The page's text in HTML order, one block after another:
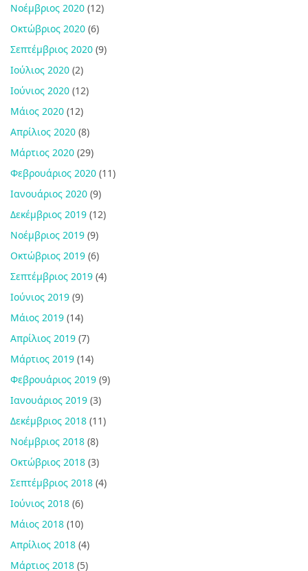
Νοέμβριος 2020 (12)
Οκτώβριος 2020 (6)
Σεπτέμβριος 2020 (9)
Ιούλιος 2020 (2)
Ιούνιος 2020 (12)
Μάιος 2020 (12)
Απρίλιος 2020 (8)
Μάρτιος 2020 (29)
Φεβρουάριος 2020 (11)
Ιανουάριος 2020 (9)
Δεκέμβριος 2019 (12)
Νοέμβριος 2019 (9)
Οκτώβριος 2019 (6)
Σεπτέμβριος 2019 (4)
Ιούνιος 2019 (9)
Μάιος 2019 (14)
Απρίλιος 2019 (7)
Μάρτιος 2019 (14)
Φεβρουάριος 2019 (9)
Ιανουάριος 2019 (3)
Δεκέμβριος 2018 (11)
Νοέμβριος 2018 (8)
Οκτώβριος 2018 (3)
Σεπτέμβριος 2018 (4)
Ιούνιος 2018 (6)
Μάιος 2018 (10)
Απρίλιος 2018 (4)
Μάρτιος 2018 (5)